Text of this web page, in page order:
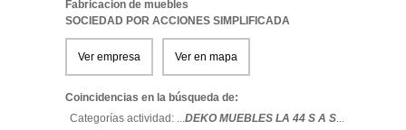
Fabricacion de muebles
SOCIEDAD POR ACCIONES SIMPLIFICADA
Ver empresa Ver en mapa
Coincidencias en la búsqueda de:
Categorías actividad: ...DEKO MUEBLES LA 44 S A S...